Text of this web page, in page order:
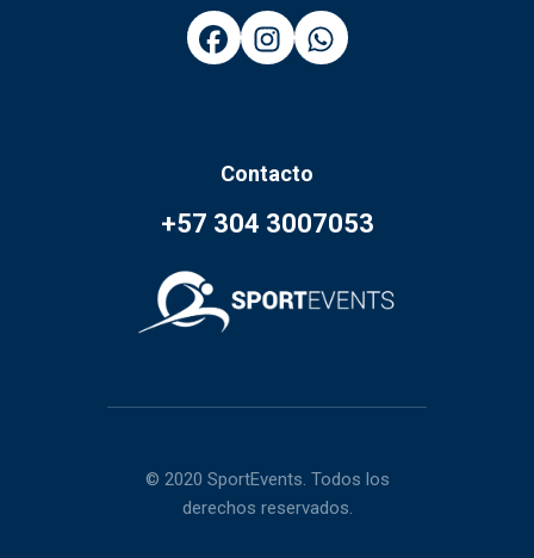
Contacto
+57 304 3007053
© 2020 SportEvents. Todos los
derechos reservados.